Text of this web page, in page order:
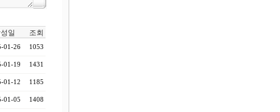
일 조회
01-26 1053
01-19 1431
01-12 1185
01-05 1408